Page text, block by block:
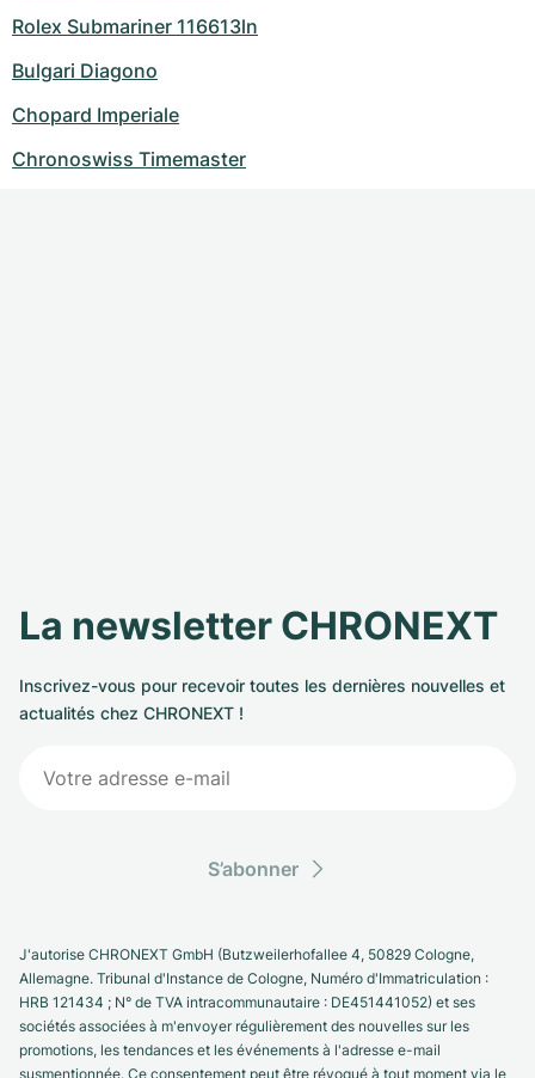
Rolex Submariner 116613ln
Bulgari Diagono
Chopard Imperiale
Chronoswiss Timemaster
La newsletter CHRONEXT
Inscrivez-vous pour recevoir toutes les dernières nouvelles et
actualités chez CHRONEXT !
S’abonner
J'autorise CHRONEXT GmbH (Butzweilerhofallee 4, 50829 Cologne,
Allemagne. Tribunal d'Instance de Cologne, Numéro d'Immatriculation :
HRB 121434 ; N° de TVA intracommunautaire : DE451441052) et ses
sociétés associées à m'envoyer régulièrement des nouvelles sur les
promotions, les tendances et les événements à l'adresse e-mail
susmentionnée. Ce consentement peut être révoqué à tout moment via le